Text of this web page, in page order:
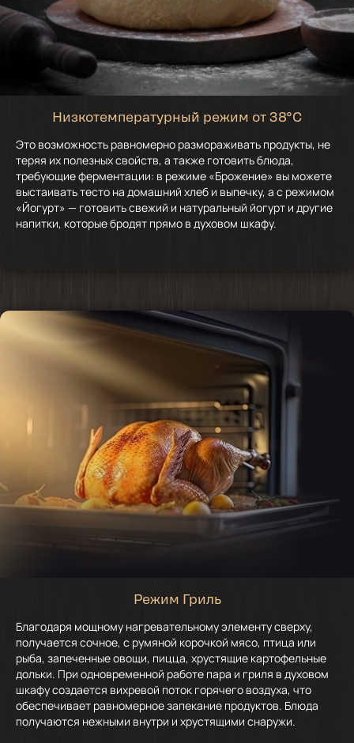
Низкотемпературный режим от 38°C
Это возможность равномерно размораживать продукты, не
теряя их полезных свойств, а также готовить блюда,
требующие ферментации: в режиме «Брожение» вы можете
выстаивать тесто на домашний хлеб и выпечку, а с режимом
«Йогурт» — готовить свежий и натуральный йогурт и другие
напитки, которые бродят прямо в духовом шкафу.
Режим Гриль
Благодаря мощному нагревательному элементу сверху,
получается сочное, с румяной корочкой мясо, птица или
рыба, запеченные овощи, пицца, хрустящие картофельные
дольки. При одновременной работе пара и гриля в духовом
шкафу создается вихревой поток горячего воздуха, что
обеспечивает равномерное запекание продуктов. Блюда
получаются нежными внутри и хрустящими снаружи.